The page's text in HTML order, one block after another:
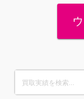
for: